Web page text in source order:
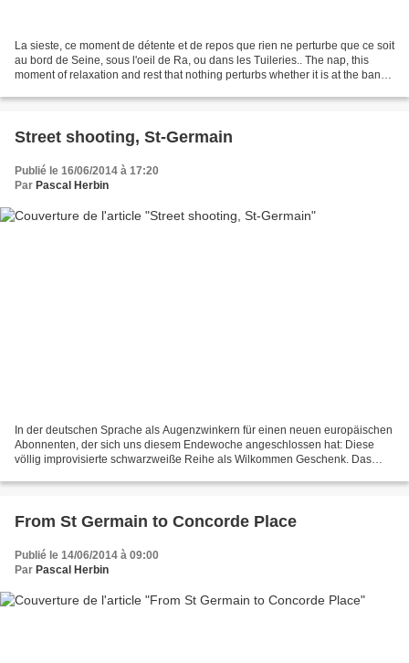
La sieste, ce moment de détente et de repos que rien ne perturbe que ce soit
au bord de Seine, sous l'oeil de Ra, ou dans les Tuileries.. The nap, this
moment of relaxation and rest that nothing perturbs whether it is at the bank
Street shooting, St-Germain
Publié le 16/06/2014 à 17:20
Par Pascal Herbin
In der deutschen Sprache als Augenzwinkern für einen neuen europäischen
Abonnenten, der sich uns diesem Endewoche angeschlossen hat: Diese
völlig improvisierte schwarzweiße Reihe als Wilkommen Geschenk. Das
From St Germain to Concorde Place
Publié le 14/06/2014 à 09:00
Par Pascal Herbin